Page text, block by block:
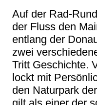
Auf der Rad-
der Fluss den
entlang der
zwei
Tritt Geschichte.
lockt mit
den Naturpark